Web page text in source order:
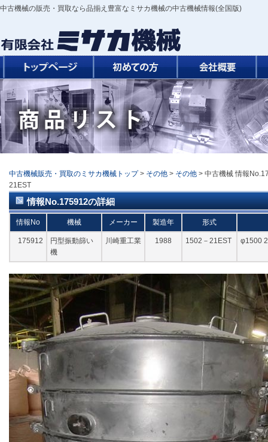
中古機械の販売・買取なら品揃え豊富なミサカ機械の中古機械情報(全国版)
中古機械販売・買取のミサカ機械トップ > その他 > その他 > 中古機械 情報
21EST
情報No.175912の詳細
情報No 機械 メーカー 製造年 形式
175912
円型振動篩い
機
川崎重工業 1988 1502－21EST φ1500